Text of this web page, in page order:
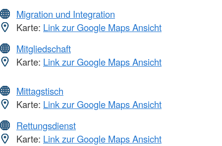
Migration und Integration
Karte: Link zur Google Maps Ansicht
Mitgliedschaft
Karte: Link zur Google Maps Ansicht
Mittagstisch
Karte: Link zur Google Maps Ansicht
Rettungsdienst
Karte: Link zur Google Maps Ansicht